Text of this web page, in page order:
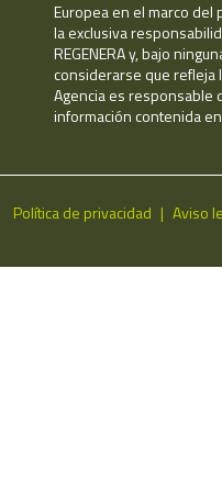
Europea en el marco del
la exclusiva
REGENERA y, bajo
considerarse que refleja
Agencia es responsable
información contenida
Política de privacidad Aviso